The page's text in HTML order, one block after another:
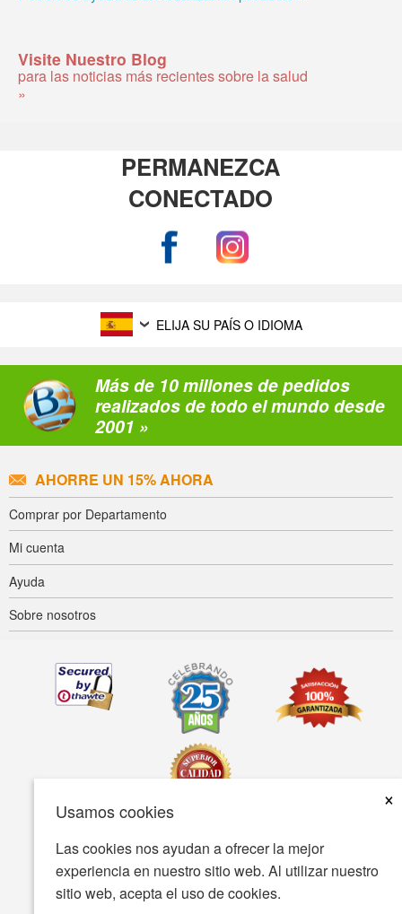
Usamos cookies
×
Las cookies nos ayudan a ofrecer la mejor
experiencia en nuestro sitio web. Al utilizar nuestro
sitio web, acepta el uso de cookies.
Visite Nuestro Blog
para las noticias más recientes sobre la salud
»
PERMANEZCA
CONECTADO
ELIJA SU PAÍS O IDIOMA
Más de 10 millones de pedidos
realizados de todo el mundo desde
2001 »
AHORRE UN 15% AHORA
Comprar por Departamento
Mi cuenta
Ayuda
Sobre nosotros
Accesibilidad Condiciones de uso Política de privacidad